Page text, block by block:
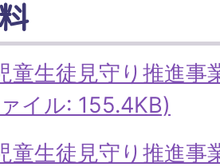
童生徒見守り推進事
イル: 155.4KB)
童生徒見守り推進事